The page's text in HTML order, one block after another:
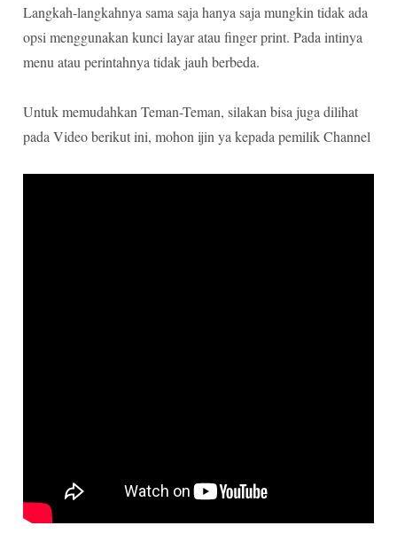
Langkah-langkahnya sama saja hanya saja mungkin tidak ada
opsi menggunakan kunci layar atau finger print. Pada intinya
menu atau perintahnya tidak jauh berbeda.
Untuk memudahkan Teman-Teman, silakan bisa juga dilihat
pada Video berikut ini, mohon ijin ya kepada pemilik Channel